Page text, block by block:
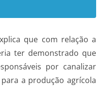
que com relação a
ter demonstrado que
por canalizar
a produção agrícola